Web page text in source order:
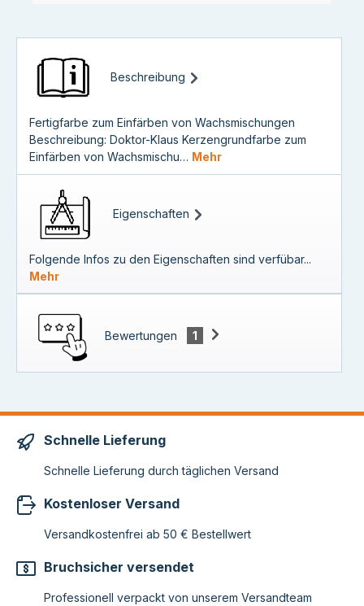
Beschreibung
Fertigfarbe zum Einfärben von Wachsmischungen
Beschreibung: Doktor-Klaus Kerzengrundfarbe zum
Einfärben von Wachsmischu… Mehr
Eigenschaften
Folgende Infos zu den Eigenschaften sind verfübar...
Mehr
Bewertungen 1
Schnelle Lieferung
Schnelle Lieferung durch täglichen Versand
Kostenloser Versand
Versandkostenfrei ab 50 € Bestellwert
Bruchsicher versendet
Professionell verpackt von unserem Versandteam